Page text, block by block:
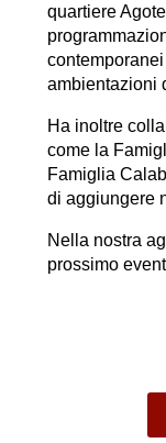
quartiere
ambientazioni
Ha inoltre
come la
Famiglia
di aggiungere
Nella nostra
prossimo